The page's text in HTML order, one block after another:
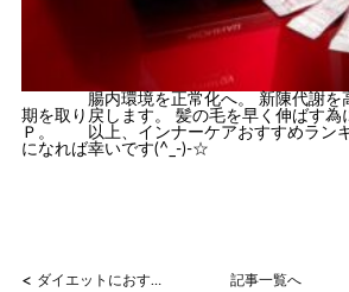
腸内環境を正常化へ。 新陳代謝を高
期を取り戻します。 髪の毛を早く伸ばす為
Ｐ。 以上、インナーケアおすすめラン
になれば幸いです(^_-)-☆
< ダイエットにおすすめインナーケアランキング 記事一覧へ